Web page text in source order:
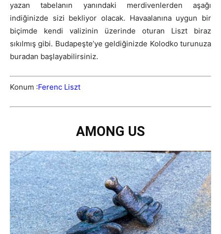
yazan tabelanın yanındaki merdivenlerden aşağı
indiğinizde sizi bekliyor olacak. Havaalanına uygun bir
biçimde kendi valizinin üzerinde oturan Liszt biraz
sıkılmış gibi. Budapeşte’ye geldiğinizde Kolodko turunuza
buradan başlayabilirsiniz.
Konum :Ferenc Liszt
AMONG US